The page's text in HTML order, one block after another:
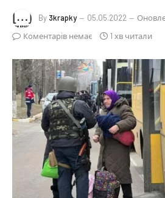
By 3krapky 05.05.2022
Коментарів немає
1 хв читали